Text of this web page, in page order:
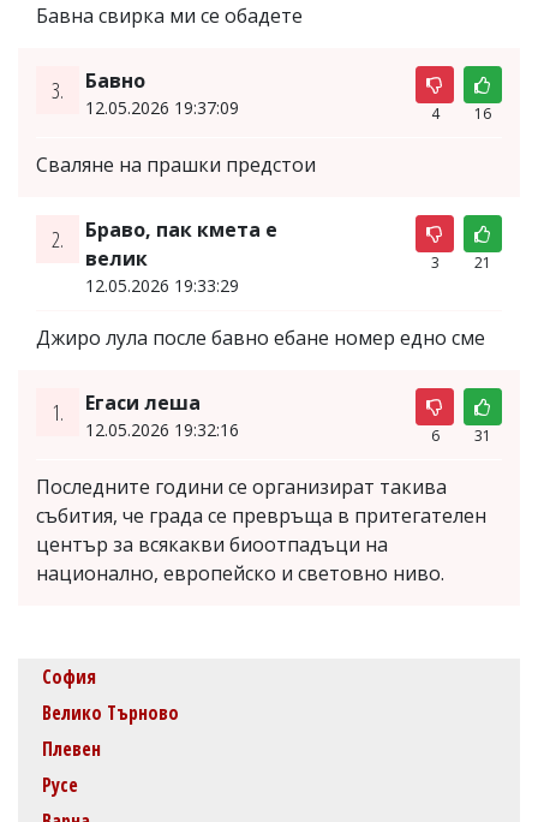
Бавна свирка ми се обадете
3. Бавно
12.05.2026 19:37:09 4 16
Сваляне на прашки предстои
2.
Браво, пак кмета е
велик
12.05.2026 19:33:29
3 21
Джиро лула после бавно ебане номер едно сме
1. Егаси леша
12.05.2026 19:32:16 6 31
Последните години се организират такива
събития, че града се превръща в притегателен
център за всякакви биоотпадъци на
национално, европейско и световно ниво.
София
Велико Търново
Плевен
Русе